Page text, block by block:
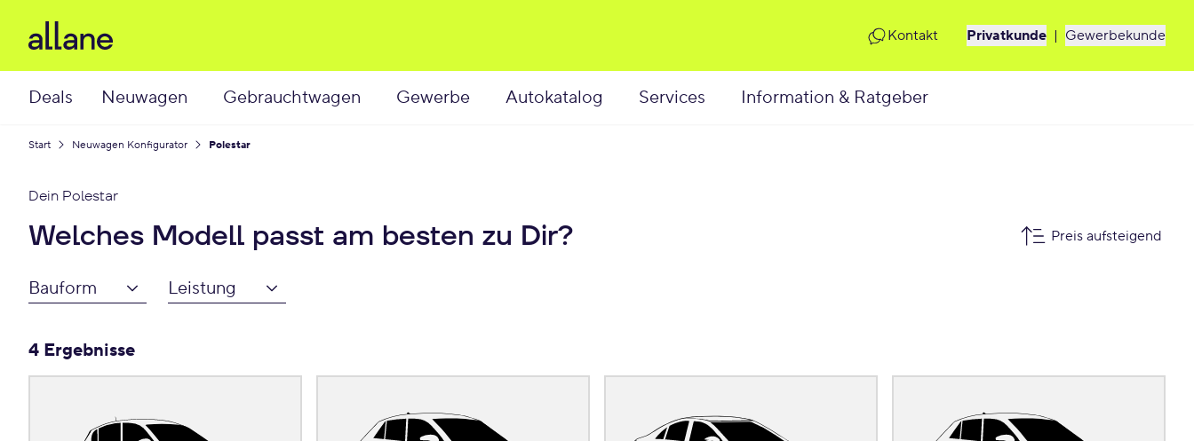
Deals Neuwagen Gebrauchtwagen Gewerbe Autokatalog Services Information & Ratgeber
Kontakt Privatkunde | Gewerbekunde
Dein Polestar
Welches Modell passt am besten zu Dir? Preis aufsteigend
Bauform Leistung
4 Ergebnisse
Start Neuwagen Konfigurator Polestar